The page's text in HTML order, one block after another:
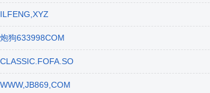
ILFENG,XYZ
炮狗633998COM
CLASSIC.FOFA.SO
WWW,JB869,COM